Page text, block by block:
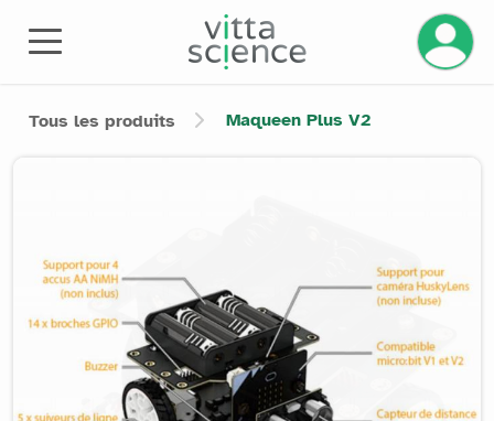
Gérez
Tous les produits Maqueen Plus V2